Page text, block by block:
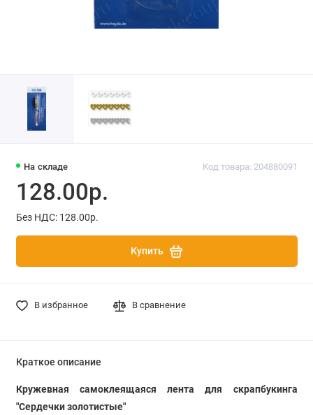
На складе Код товара: 204880091
128.00р.
Без НДС: 128.00р.
Купить
В избранное В сравнение
Краткое описание
Кружевная самоклеящаяся лента для скрапбукинга
"Сердечки золотистые"